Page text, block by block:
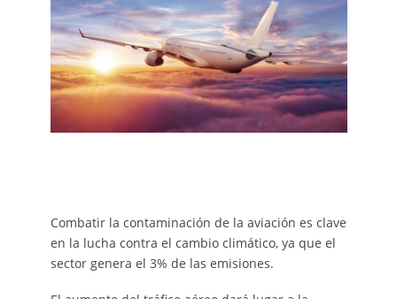
Combatir la contaminación de la aviación es clave
en la lucha contra el cambio climático, ya que el
sector genera el 3% de las emisiones.